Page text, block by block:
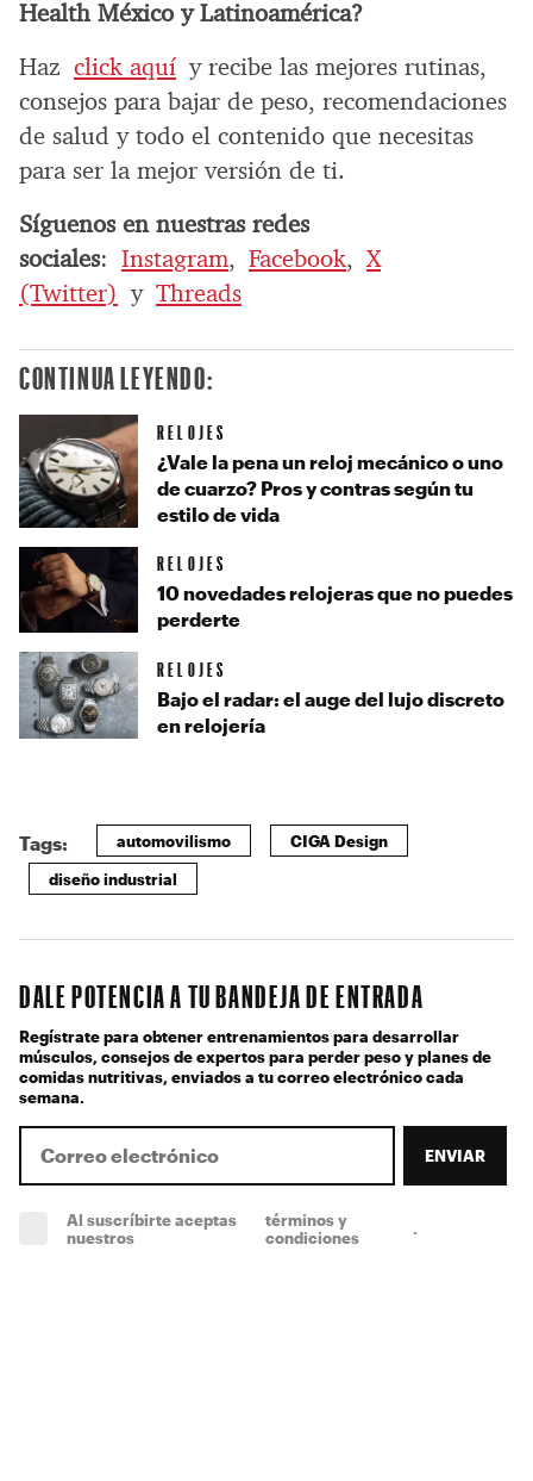
Health México y Latinoamérica?
Haz click aquí y recibe las mejores rutinas,
consejos para bajar de peso, recomendaciones
de salud y todo el contenido que necesitas
para ser la mejor versión de ti.
Síguenos en nuestras redes
sociales: Instagram, Facebook,X
(Twitter) y Threads
CONTINUA LEYENDO:
RELOJES
¿Vale la pena un reloj mecánico o uno
de cuarzo? Pros y contras según tu
estilo de vida
RELOJES
10 novedades relojeras que no puedes
perderte
RELOJES
Bajo el radar: el auge del lujo discreto
en relojería
Tags: automovilismo CIGA Design
diseño industrial
DALE POTENCIA A TU BANDEJA DE ENTRADA
Regístrate para obtener entrenamientos para desarrollar
músculos, consejos de expertos para perder peso y planes de
comidas nutritivas, enviados a tu correo electrónico cada
semana.
ENVIAR
Al suscríbirte aceptas
nuestros
términos y
condiciones
.